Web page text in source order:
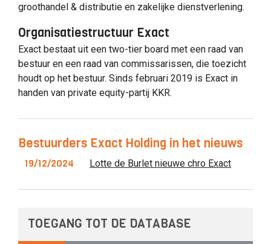
groothandel & distributie en zakelijke dienstverlening.
Organisatiestructuur Exact
Exact bestaat uit een two-tier board met een raad van
bestuur en een raad van commissarissen, die toezicht
houdt op het bestuur. Sinds februari 2019 is Exact in
handen van private equity-partij KKR.
Bestuurders Exact Holding in het nieuws
19/12/2024 Lotte de Burlet nieuwe chro Exact
TOEGANG TOT DE DATABASE